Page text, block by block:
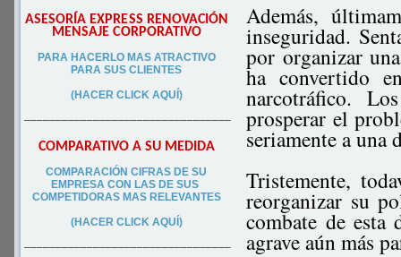
ASESORÍA EXPRESS RENOVACIÓN
MENSAJE CORPORATIVO
PARA HACERLO MAS ATRACTIVO
PARA SUS CLIENTES
(HACER CLICK AQUÍ)
–––––––––––––––––––––––––––––––––
COMPARATIVO A SU MEDIDA
COMPARACIÓN CIFRAS DE SU
EMPRESA CON LAS DE SUS
COMPETIDORAS MAS RELEVANTES
(HACER CLICK AQUÍ)
–––––––––––––––––––––––––––––––––
Además,
inseguridad.
por organizar
ha convertido
narcotráfico.
prosperar el
seriamente a
Tristemente,
reorganizar su
combate de esta
agrave aún más